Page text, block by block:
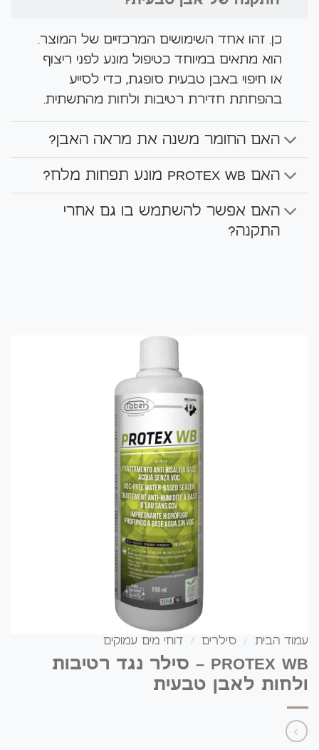
כן. זהו אחד השימושים המרכזיים של המוצר.
הוא מתאים במיוחד כטיפול מונע לפני ריצוף
או חיפוי באבן טבעית סופגת, כדי לסייע
בהפחתת חדירת רטיבות ולחות מהתשתית.
האם החומר משנה את מראה האבן?
האם PROTEX WB מונע תפחות מלח?
האם אפשר להשתמש בו גם אחרי
התקנה?
עמוד הבית / סילרים / דוחי מים עמוקים
PROTEX WB – סילר נגד רטיבות
ולחות לאבן טבעית